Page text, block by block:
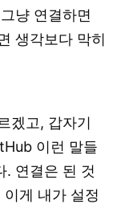
냥 연결하면
생각보다 막히
겠고, 갑자기
이런 말들
. 연결은 된 것
게 내가 설정